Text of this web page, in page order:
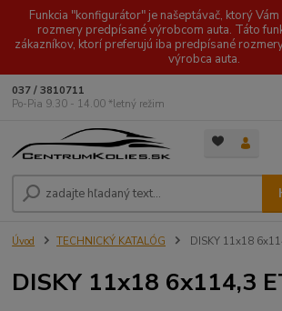
Funkcia "konfigurátor" je našeptávač, ktorý
rozmery predpísané výrobcom auta. Táto
zákazníkov, ktorí preferujú iba predpísané
výrobca auta.
037 / 3810711
Po-Pia 9.30 - 14.00 *letný režim
Úvod TECHNICKÝ KATALÓG DISKY 11x18
DISKY 11x18 6x114,3